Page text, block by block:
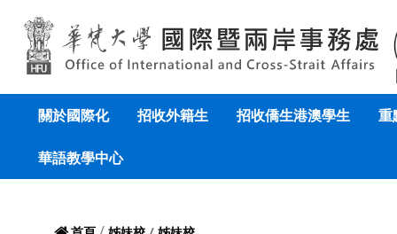
關於國際化 招收外籍生 招收僑生港澳學生 重
華語教學中心